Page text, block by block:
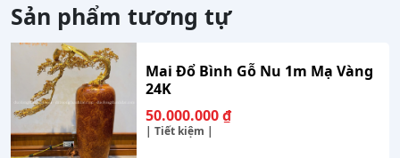
Sản phẩm tương tự
Mai Đổ Bình Gỗ Nu 1m Mạ Vàng
24K
50.000.000₫
| Tiết kiệm |